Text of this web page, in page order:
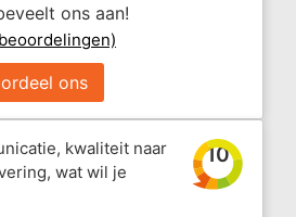
ons aan!
ons
kwaliteit naar
wat wil je
10